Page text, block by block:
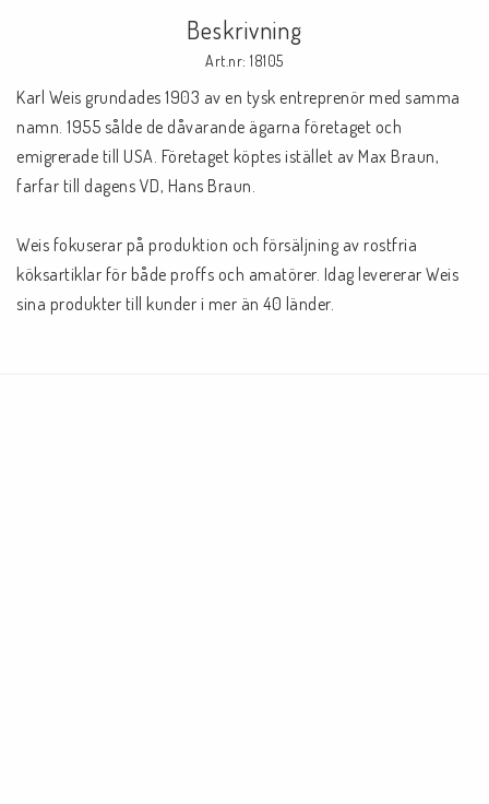
Beskrivning
Art.nr: 18105
Karl Weis grundades 1903 av en tysk entreprenör med samma
namn. 1955 sålde de dåvarande ägarna företaget och
emigrerade till USA. Företaget köptes istället av Max Braun,
farfar till dagens VD, Hans Braun.
Weis fokuserar på produktion och försäljning av rostfria
köksartiklar för både proffs och amatörer. Idag levererar Weis
sina produkter till kunder i mer än 40 länder.